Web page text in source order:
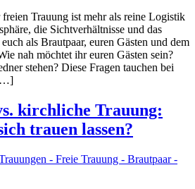
Trauung ist mehr als reine Logistik
die Sichtverhältnisse und das
als Brautpaar, euren Gästen und dem
nah möchtet ihr euren Gästen sein?
stehen? Diese Fragen tauchen bei
kirchliche Trauung:
trauen lassen?